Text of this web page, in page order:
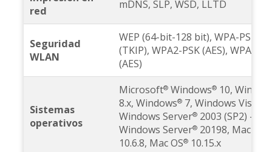
red
mDNS, SLP, WSD, LLTD
Seguridad
WLAN
WEP (64-bit-128 bit), WPA-PSK
(TKIP), WPA2-PSK (AES), WPA3-
(AES)
Sistemas
operativos
Microsoft®Windows®10,
8.x, Windows®7, Windows Vista™,
Windows Server®2003 (SP2) -
Windows Server®20198, Mac OS
10.6.8, Mac OS®10.15.x